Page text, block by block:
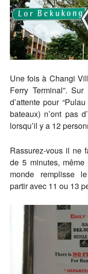
Une fois à Changi
Ferry Terminal”.
d’attente pour
bateaux) n’ont pas
lorsqu’il y a 12
Rassurez-vous il ne
de 5 minutes,
monde remplisse
partir avec 11 ou 13